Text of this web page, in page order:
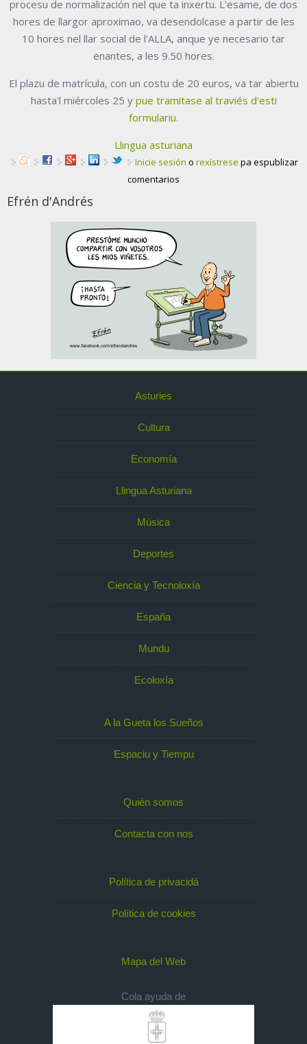
procesu de normalización nel que ta inxertu. L'esame, de dos
hores de llargor aproximao, va desendolcase a partir de les
10 hores nel llar social de l'ALLA, anque ye necesario tar
enantes, a les 9.50 hores.
El plazu de matrícula, con un costu de 20 euros, va tar abiertu
hasta'l miércoles 25 y pue tramitase al traviés d'esti
formulariu.
Llingua asturiana
Inicie sesión o rexístrese pa espublizar
comentarios
Efrén d'Andrés
Asturies
Cultura
Economía
Llingua Asturiana
Música
Deportes
Ciencia y Tecnoloxía
España
Mundu
Ecoloxía
A la Gueta los Sueños
Espaciu y Tiempu
Quién somos
Contacta con nos
Política de privacidá
Política de cookies
Mapa del Web
Cola ayuda de